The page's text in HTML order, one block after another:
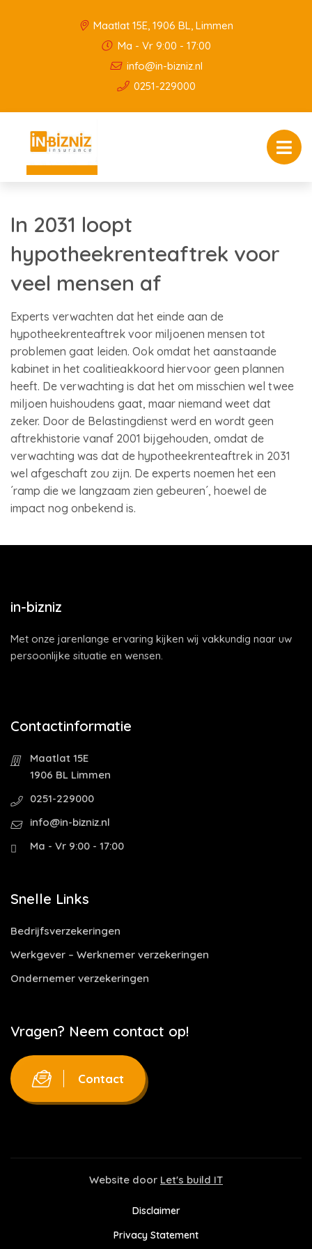
Maatlat 15E, 1906 BL, Limmen
Ma - Vr 9:00 - 17:00
info@in-bizniz.nl
0251-229000
In 2031 loopt
hypotheekrenteaftrek voor
veel mensen af
Experts verwachten dat het einde aan de
hypotheekrenteaftrek voor miljoenen mensen tot
problemen gaat leiden. Ook omdat het aanstaande
kabinet in het coalitieakkoord hiervoor geen plannen
heeft. De verwachting is dat het om misschien wel twee
miljoen huishoudens gaat, maar niemand weet dat
zeker. Door de Belastingdienst werd en wordt geen
aftrekhistorie vanaf 2001 bijgehouden, omdat de
verwachting was dat de hypotheekrenteaftrek in 2031
wel afgeschaft zou zijn. De experts noemen het een
´ramp die we langzaam zien gebeuren´, hoewel de
impact nog onbekend is.
in-bizniz
Met onze jarenlange ervaring kijken wij vakkundig naar uw
persoonlijke situatie en wensen.
Contactinformatie
Maatlat 15E
1906 BL Limmen
0251-229000
info@in-bizniz.nl
Ma - Vr 9:00 - 17:00
Snelle Links
Bedrijfsverzekeringen
Werkgever – Werknemer verzekeringen
Ondernemer verzekeringen
Vragen? Neem contact op!
Contact
Website door Let's build IT
Disclaimer
Privacy Statement